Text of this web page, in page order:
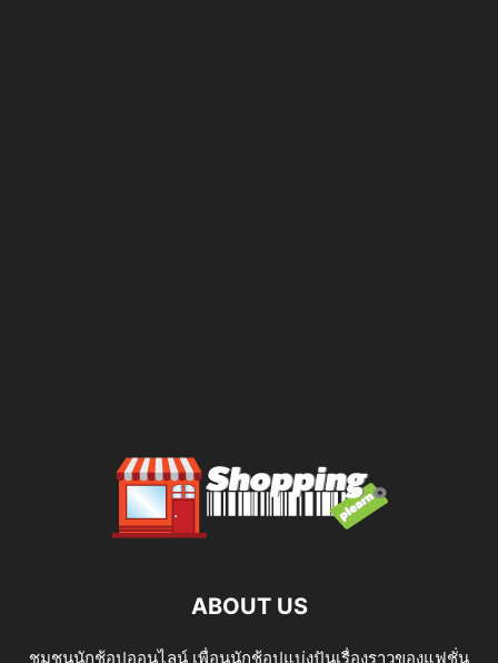
ABOUT US
ชุมชนนักช้อปออนไลน์ เพื่อนนักช้อปแบ่งปันเรื่องราวของแฟชั่น